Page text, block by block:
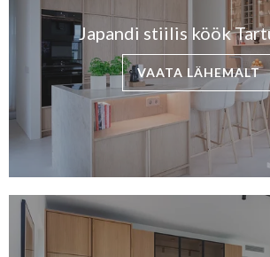
Japandi stiilis köök
VAATA LÄHEMALT